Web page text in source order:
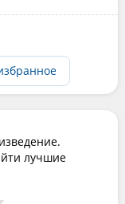
лучшие